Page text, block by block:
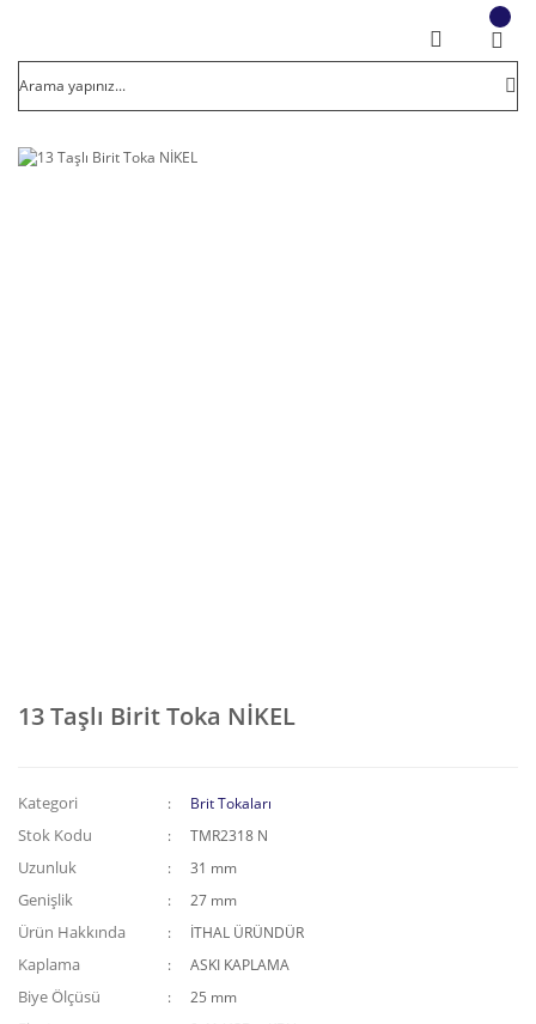
13 Taşlı Birit Toka NİKEL
Kategori Brit Tokaları
Stok Kodu TMR2318 N
Uzunluk 31 mm
Genişlik 27 mm
Ürün Hakkında İTHAL ÜRÜNDÜR
Kaplama ASKI KAPLAMA
Biye Ölçüsü 25 mm